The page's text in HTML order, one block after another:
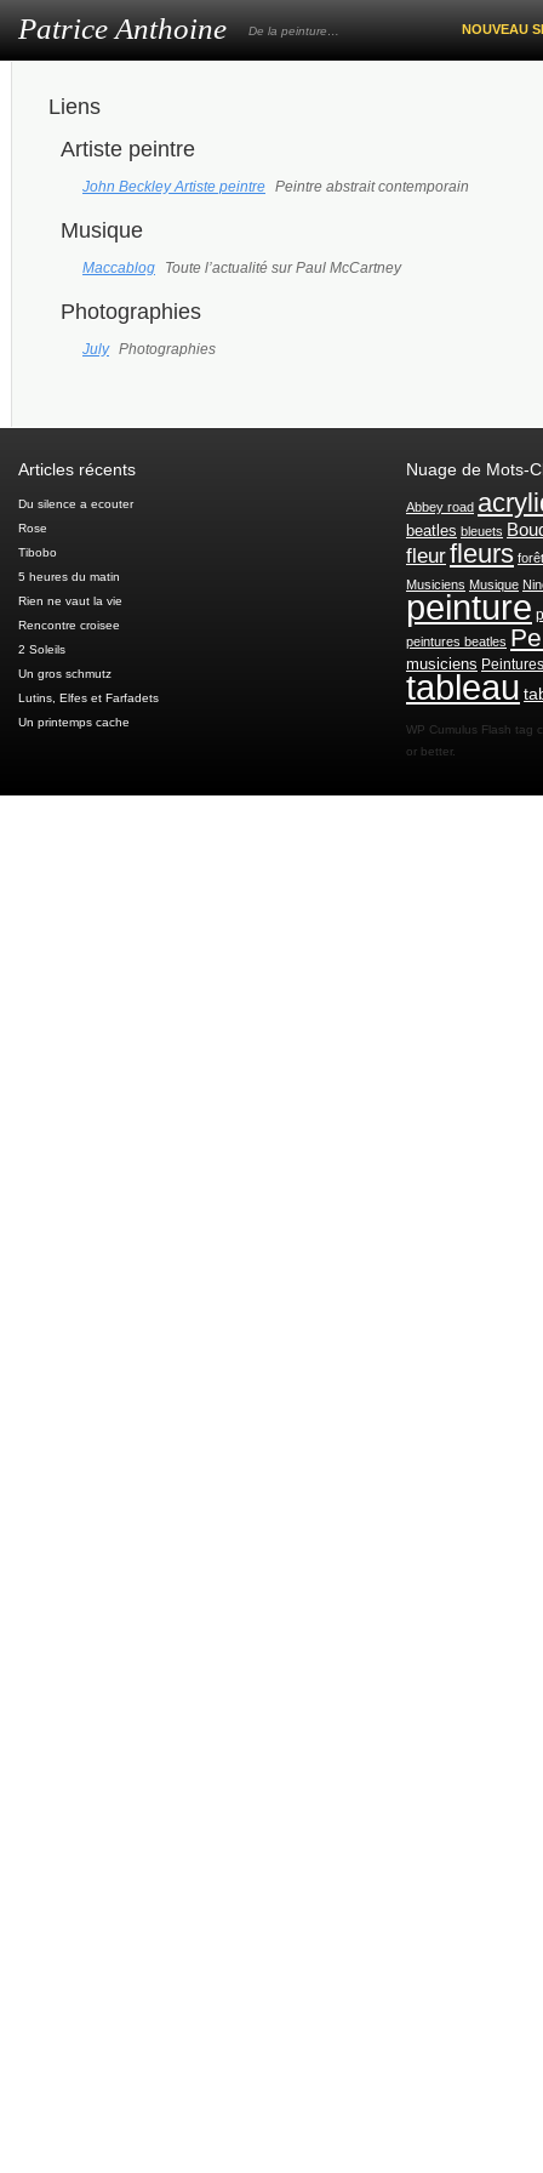
Patrice Anthoine De la peinture… NOUVEAU
Liens
Artiste peintre
John Beckley Artiste peintre Peintre abstrait contemporain
Musique
Maccablog Toute l’actualité sur Paul McCartney
Photographies
July Photographies
Articles récents
Du silence a ecouter
Rose
Tibobo
5 heures du matin
Rien ne vaut la vie
Rencontre croisee
2 Soleils
Un gros schmutz
Lutins, Elfes et Farfadets
Un printemps cache
Nuage de Mots-
Abbey road
beatles bleuets
fleurfleurs forêt
Musiciens Musique
peinture
peintures beatles
musiciens
tableau
WP Cumulus Flash tag
or better.